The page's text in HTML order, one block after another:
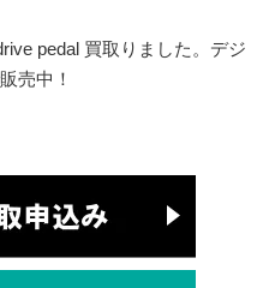
pedal 買取りました。デジ
売中！